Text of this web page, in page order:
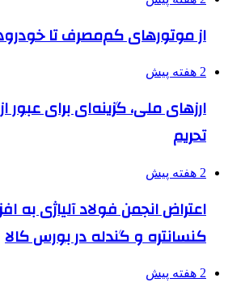
از موتورهای کم‌مصرف تا
2 هفته پیش
ارزهای ملی، گزینه‌ای برای
تحریم
2 هفته پیش
اعتراض انجمن فولاد آلیاژی به
کنسانتره و گندله در بورس کالا
2 هفته پیش